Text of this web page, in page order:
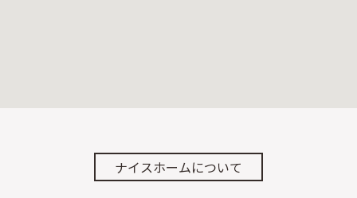
ナイスホームについて